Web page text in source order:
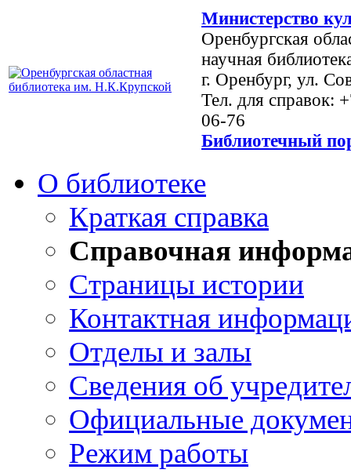
Министерство
Оренбургская
научная
г. Оренбург, ул.
Тел. для справок:
06-76
Библиотечный
О библиотеке
Краткая справка
Справочная
Страницы истории
Контактная
Отделы и залы
Сведения об
Официальные
Режим работы